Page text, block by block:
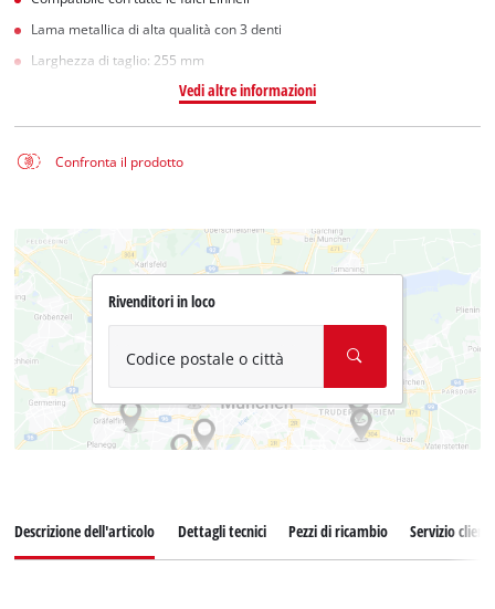
Lama metallica di alta qualità con 3 denti
Larghezza di taglio: 255 mm
Vedi altre informazioni
Confronta il prodotto
Rivenditori in loco
Codice postale o città
Descrizione dell'articolo Dettagli tecnici Pezzi di ricambio Servizio clienti